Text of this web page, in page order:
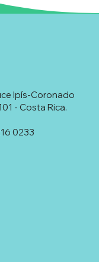
Ipís-Coronado
- Costa Rica.
0233